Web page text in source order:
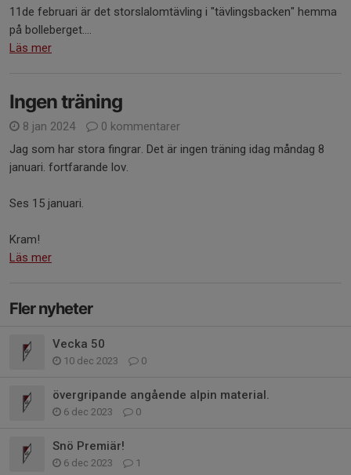
11de februari är det storslalomtävling i "tävlingsbacken" hemma
på bolleberget....
Läs mer
Ingen träning
8 jan 2024
0 kommentarer
Jag som har stora fingrar. Det är ingen träning idag måndag 8
januari. fortfarande lov.
Ses 15 januari.
Kram!
Läs mer
Fler nyheter
Vecka 50
10 dec 2023 0
övergripande angående alpin material.
6 dec 2023 0
Snö Premiär!
6 dec 2023 1